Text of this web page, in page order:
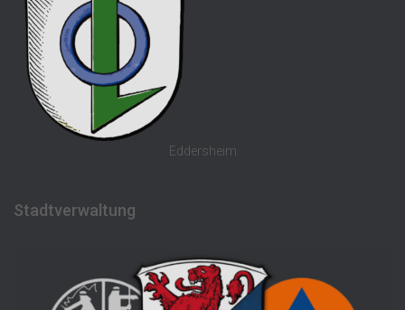
Eddersheim
Stadtverwaltung